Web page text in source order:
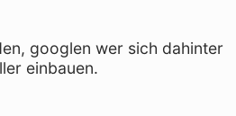
googlen wer sich dahinter
einbauen.